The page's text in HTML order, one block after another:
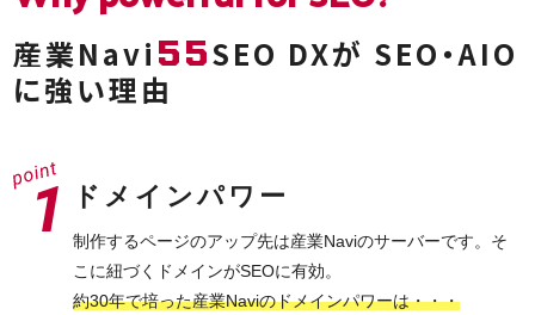
産業Navi 55SEO DXが
に強い理由
ドメインパワー
制作するページのアップ先は産業Naviのサーバーです。そ
こに紐づくドメインがSEOに有効。
約30年で培った産業Naviのドメインパワーは・・・